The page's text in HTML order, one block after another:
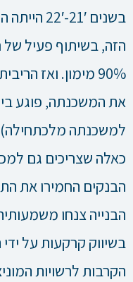
בשנים
הזה, בשיתוף פעיל של
90% מימון. ואז
את המשכנתה, פוגע
למשכנתה מלכתחילה)
כאלה שצריכים גם
הבנקים החמירו את
הבנייה צנחו
בשיווק קרקעות על
הקרבות לרשויות